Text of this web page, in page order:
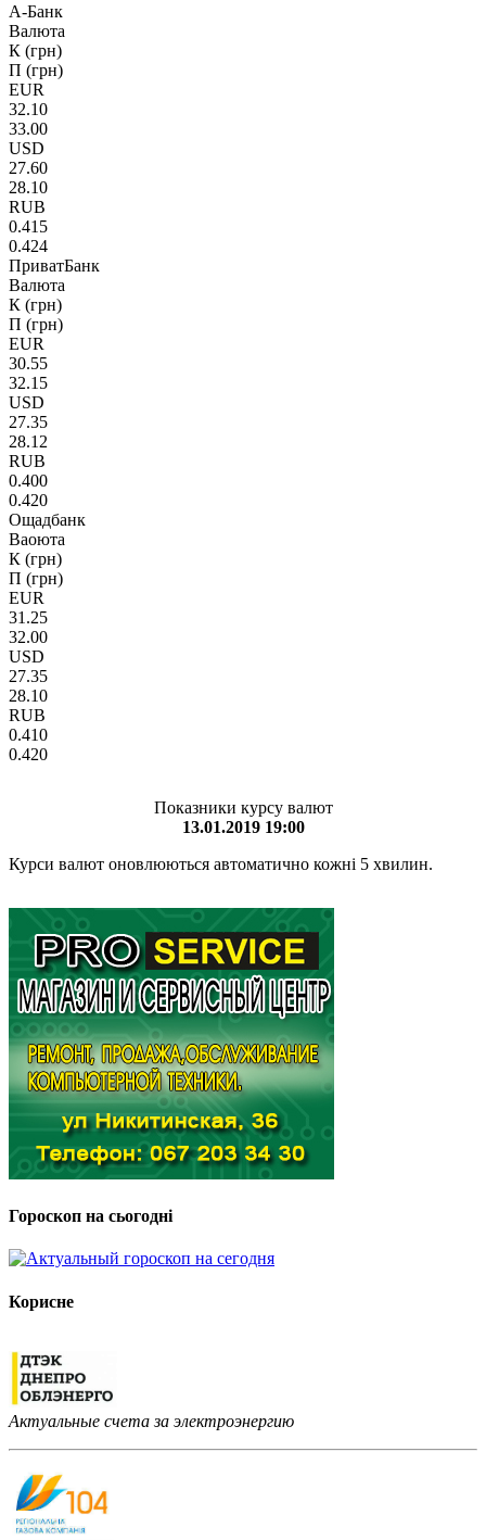
А-Банк
Валюта
К (грн)
П (грн)
EUR
32.10
33.00
USD
27.60
28.10
RUB
0.415
0.424
ПриватБанк
Валюта
К (грн)
П (грн)
EUR
30.55
32.15
USD
27.35
28.12
RUB
0.400
0.420
Ощадбанк
Ваоюта
К (грн)
П (грн)
EUR
31.25
32.00
USD
27.35
28.10
RUB
0.410
0.420
Показники курсу валют
13.01.2019 19:00
Курси валют оновлюються автоматично кожні 5 хвилин.
Гороскоп на сьогодні
Корисне
Актуальные счета за электроэнергию